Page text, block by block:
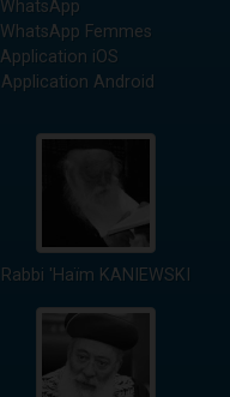
WhatsApp
WhatsApp Femmes
Application iOS
Application Android
Rabbi 'Haïm KANIEWSKI